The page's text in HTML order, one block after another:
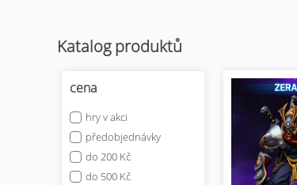
Katalog produktů
cena
hry v akci
předobjednávky
do 200 Kč
do 500 Kč